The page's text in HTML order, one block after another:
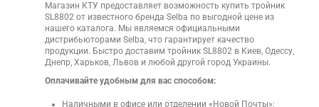
Магазин КТУ предоставляет возможность купить тройник
SL8802 от известного бренда Selba по выгодной цене из
нашего каталога. Мы являемся официальными
дистрибьюторами Selba, что гарантирует качество
продукции. Быстро доставим тройник SL8802 в Киев, Одессу,
Днепр, Харьков, Львов и любой другой город Украины.
Оплачивайте удобным для вас способом:
Наличными в офисе или отделении «Новой Почты»;